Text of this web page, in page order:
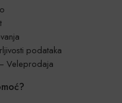
podataka
Veleprodaja